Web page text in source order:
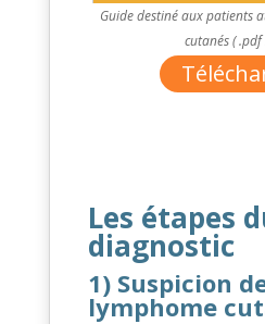
Guide destiné aux patients
cutanés (
Les étapes
diagnostic
1) Suspicion
lymphome